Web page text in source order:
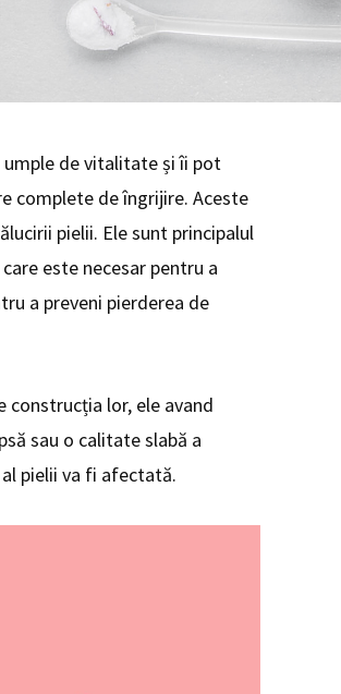
umple de vitalitate și îi pot
complete de îngrijire. Aceste
pielii. Ele sunt principalul
este necesar pentru a
a preveni pierderea de
construcția lor, ele avand
sau o calitate slabă a
pielii va fi afectată.